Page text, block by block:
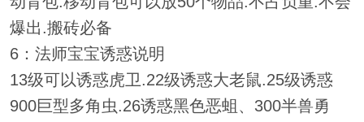
爆出.搬砖必备
6：法师宝宝诱惑说明
13级可以诱惑虎卫.22级诱惑大老鼠.25级诱惑
900巨型多角虫.26诱惑黑色恶蛆、300半兽勇